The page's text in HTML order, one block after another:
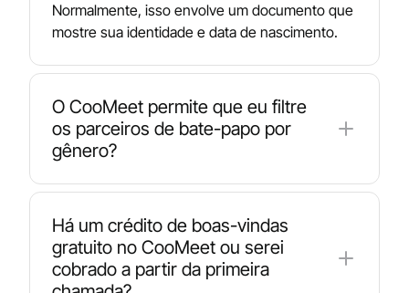
Normalmente, isso envolve um documento que
mostre sua identidade e data de nascimento.
O CooMeet permite que eu filtre
os parceiros de bate-papo por
gênero?
Sim. O CooMeet permite que os usuários
registrados escolham com quem querem
conversar, como homens ou mulheres, usando
seus filtros de correspondência. Depois de se
registrar, você pode definir preferências e
Há um crédito de boas-vindas
gratuito no CooMeet ou serei
cobrado a partir da primeira